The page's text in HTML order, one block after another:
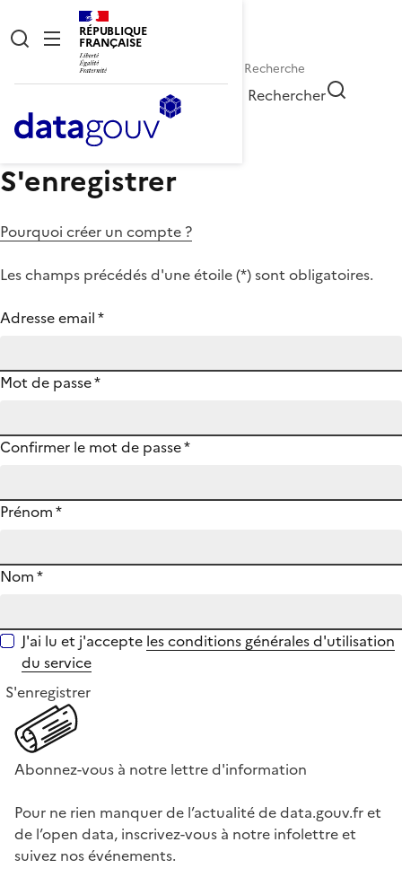
RÉPUBLIQUE
FRANÇAISE
Rechercher
S'enregistrer
Pourquoi créer un compte ?
Les champs précédés d'une étoile (*) sont obligatoires.
Adresse email*
Mot de passe*
Confirmer le mot de passe*
Prénom*
Nom*
J'ai lu et j'accepte les conditions générales d'utilisation
du service
S'enregistrer
Abonnez-vous à notre lettre d'information
Pour ne rien manquer de l’actualité de data.gouv.fr et
de l’open data, inscrivez-vous à notre infolettre et
suivez nos événements.